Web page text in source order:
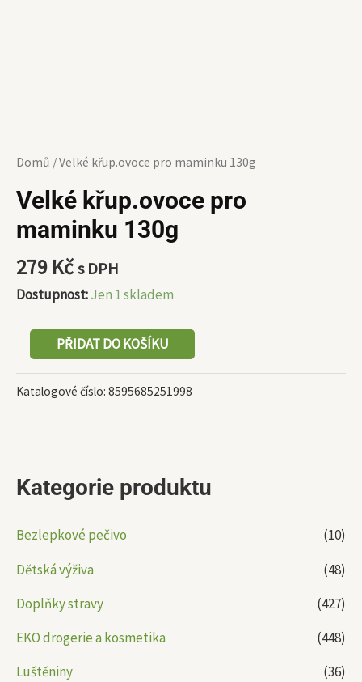
Kategorie produktu
Bezlepkové pečivo
(10)
Dětská výživa
(48)
Doplňky stravy
(427)
EKO drogerie a kosmetika
(448)
Luštěniny
(36)
Domů / Velké křup.ovoce pro maminku 130g
Velké křup.ovoce pro
maminku 130g
279 Kčs DPH
Dostupnost:Jen 1 skladem
PŘIDAT DO KOŠÍKU
Katalogové číslo: 8595685251998